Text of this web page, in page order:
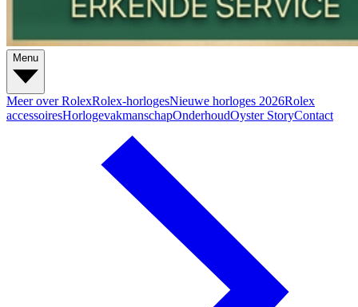
Menu
Meer over RolexRolex-horlogesNieuwe horloges 2026Rolex
accessoiresHorlogevakmanschapOnderhoudOyster StoryContact